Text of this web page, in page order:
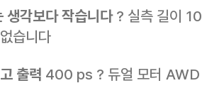
생각보다 작습니다? 실측 길이
습니다
출력 400 ps ? 듀얼 모터 AWD